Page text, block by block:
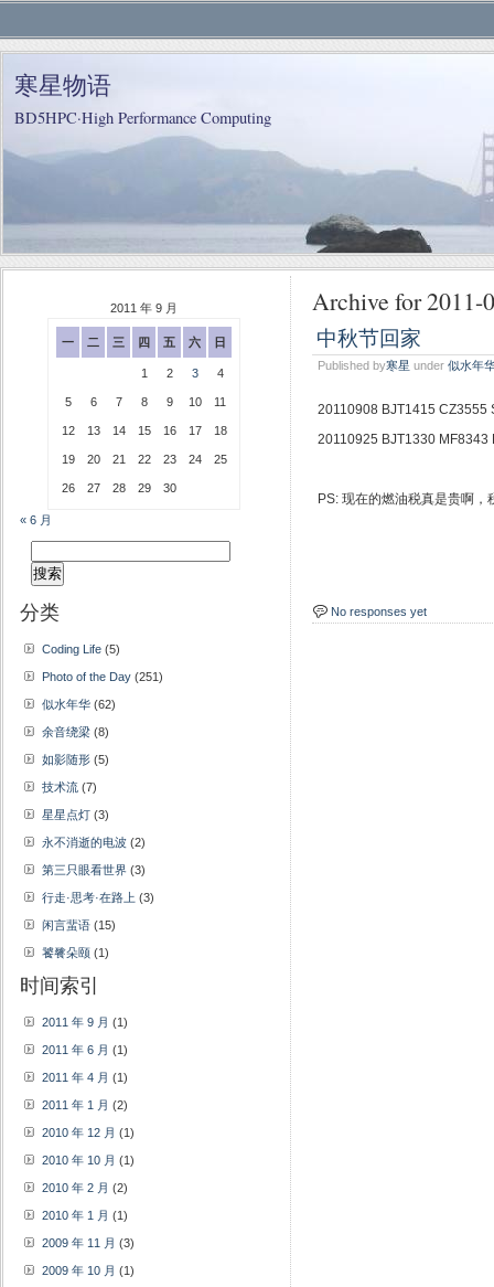
寒星物语
BD5HPC·High Performance Computing
Archive for 2011-
中秋节回家
Published by寒星 under 似水年
20110908 BJT1415 CZ3555
20110925 BJT1330 MF8343
PS: 现在的燃油税真是贵啊
No responses yet
2011 年 9 月
一 二 三 四 五 六 日
1 2 3 4
5 6 7 8 9 10 11
12 13 14 15 16 17 18
19 20 21 22 23 24 25
26 27 28 29 30
« 6 月
索：
分类
Coding Life (5)
Photo of the Day (251)
似水年华 (62)
余音绕梁 (8)
如影随形 (5)
技术流 (7)
星星点灯 (3)
永不消逝的电波 (2)
第三只眼看世界 (3)
行走·思考·在路上 (3)
闲言蜚语 (15)
饕餮朵颐 (1)
时间索引
2011 年 9 月 (1)
2011 年 6 月 (1)
2011 年 4 月 (1)
2011 年 1 月 (2)
2010 年 12 月 (1)
2010 年 10 月 (1)
2010 年 2 月 (2)
2010 年 1 月 (1)
2009 年 11 月 (3)
2009 年 10 月 (1)